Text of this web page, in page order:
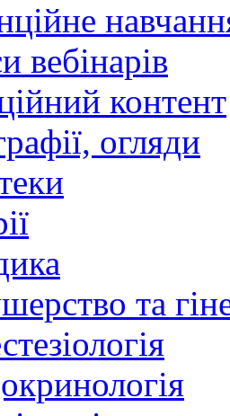
вебінарів
контент
огляди
та